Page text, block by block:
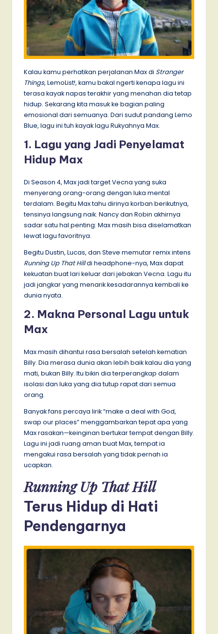
Kalau kamu perhatikan perjalanan Max di Stranger
Things, LemoList!, kamu bakal ngerti kenapa lagu ini
terasa kayak napas terakhir yang menahan dia tetap
hidup. Sekarang kita masuk ke bagian paling
emosional dari semuanya. Dari sudut pandang Lemo
Blue, lagu ini tuh kayak lagu Rukyahnya Max.
1. Lagu yang Jadi Penyelamat
Hidup Max
Di Season 4, Max jadi target Vecna yang suka
menyerang orang-orang dengan luka mental
terdalam. Begitu Max tahu dirinya korban berikutnya,
tensinya langsung naik. Nancy dan Robin akhirnya
sadar satu hal penting: Max masih bisa diselamatkan
lewat lagu favoritnya.
Begitu Dustin, Lucas, dan Steve memutar remix intens
Running Up That Hilldi headphone-nya, Max dapat
kekuatan buat lari keluar dari jebakan Vecna. Lagu itu
jadi jangkar yang menarik kesadarannya kembali ke
dunia nyata.
2. Makna Personal Lagu untuk
Max
Max masih dihantui rasa bersalah setelah kematian
Billy. Dia merasa dunia akan lebih baik kalau dia yang
mati, bukan Billy. Itu bikin dia terperangkap dalam
isolasi dan luka yang dia tutup rapat dari semua
orang.
Banyak fans percaya lirik “make a deal with God,
swap our places” menggambarkan tepat apa yang
Max rasakan—keinginan bertukar tempat dengan Billy.
Lagu ini jadi ruang aman buat Max, tempat ia
mengakui rasa bersalah yang tidak pernah ia
ucapkan.
Running Up That Hill
Terus Hidup di Hati
Pendengarnya